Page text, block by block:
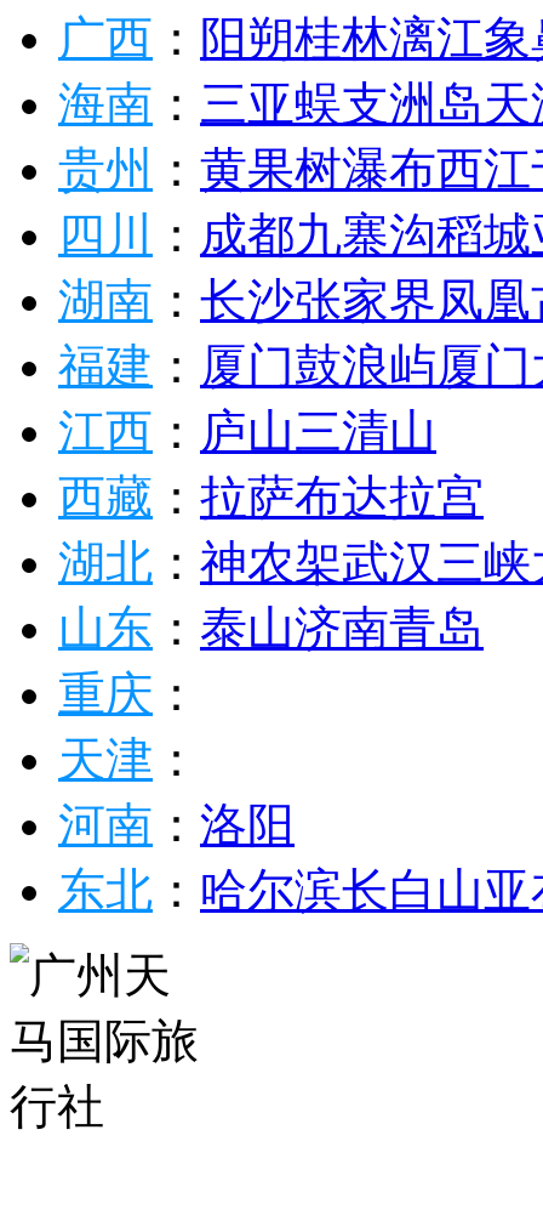
广西 ： 阳朔桂林漓江象
海南 ： 三亚蜈支洲岛
贵州 ： 黄果树瀑布西江
四川
： 成都九寨沟稻城
湖南 ： 长沙张家界凤
福建 ： 厦门鼓浪屿厦
江西 ： 庐山三清山
西藏 ： 拉萨布达拉宫
湖北 ： 神农架武汉三
山东 ： 泰山济南青岛
重庆 ：
天津 ：
河南 ： 洛阳
东北 ： 哈尔滨长白山